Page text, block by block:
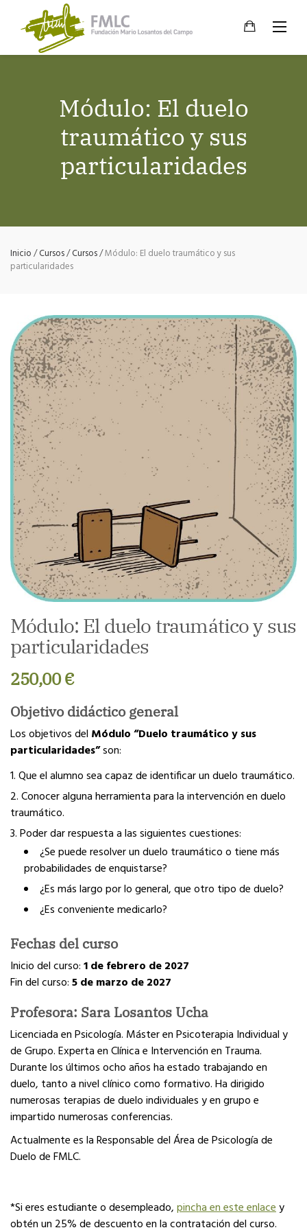
content
Módulo: El duelo
traumático y sus
particularidades
Inicio/Cursos/Cursos/Módulo: El duelo traumático y sus
particularidades
Módulo: El duelo traumático y sus
particularidades
250,00€
Objetivo didáctico general
Los objetivos del Módulo “Duelo traumático y sus
particularidades”son:
Que el alumno sea capaz de identificar un duelo traumático.
Conocer alguna herramienta para la intervención en duelo
traumático.
Poder dar respuesta a las siguientes cuestiones:
¿Se puede resolver un duelo traumático o tiene más
probabilidades de enquistarse?
¿Es más largo por lo general, que otro tipo de duelo?
¿Es conveniente medicarlo?
Fechas del curso
Inicio del curso:1 de febrero de 2027
Fin del curso:5 de marzo de 2027
Profesora: Sara Losantos Ucha
Licenciada en Psicología. Máster en Psicoterapia Individual y
de Grupo. Experta en Clínica e Intervención en Trauma.
Durante los últimos ocho años ha estado trabajando en
duelo, tanto a nivel clínico como formativo. Ha dirigido
numerosas terapias de duelo individuales y en grupo e
impartido numerosas conferencias.
Actualmente es la Responsable del Área de Psicología de
Duelo de FMLC.
*Si eres estudiante o desempleado,pincha en este enlacey
obtén un 25% de descuento en la contratación del curso.